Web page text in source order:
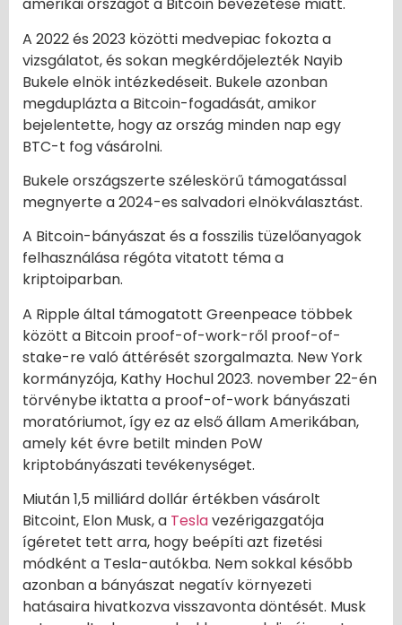
amerikai országot a Bitcoin bevezetése miatt.
A 2022 és 2023 közötti medvepiac fokozta a
vizsgálatot, és sokan megkérdőjelezték Nayib
Bukele elnök intézkedéseit. Bukele azonban
megduplázta a Bitcoin-fogadását, amikor
bejelentette, hogy az ország minden nap egy
BTC-t fog vásárolni.
Bukele országszerte széleskörű támogatással
megnyerte a 2024-es salvadori elnökválasztást.
A Bitcoin-bányászat és a fosszilis tüzelőanyagok
felhasználása régóta vitatott téma a
kriptoiparban.
A Ripple által támogatott Greenpeace többek
között a Bitcoin proof-of-work-ről proof-of-
stake-re való áttérését szorgalmazta. New York
kormányzója, Kathy Hochul 2023. november 22-én
törvénybe iktatta a proof-of-work bányászati
moratóriumot, így ez az első állam Amerikában,
amely két évre betilt minden PoW
kriptobányászati tevékenységet.
Miután 1,5 milliárd dollár értékben vásárolt
Bitcoint, Elon Musk, a Teslavezérigazgatója
ígéretet tett arra, hogy beépíti azt fizetési
módként a Tesla-autókba. Nem sokkal később
azonban a bányászat negatív környezeti
hatásaira hivatkozva visszavonta döntését. Musk